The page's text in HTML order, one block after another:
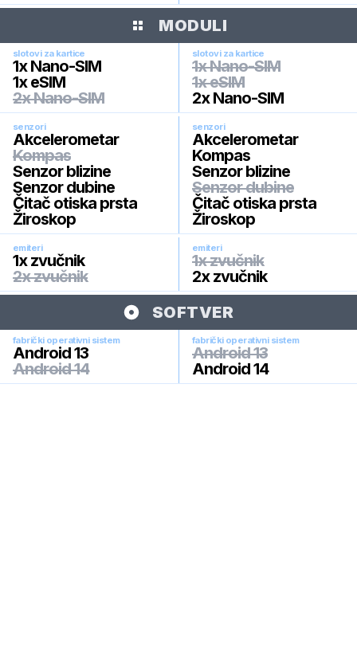
MODULI
slotovi za kartice
1x Nano-SIM
1x eSIM
2x Nano-SIM
slotovi za kartice
1x Nano-SIM
1x eSIM
2x Nano-SIM
senzori
Akcelerometar
Kompas
Senzor blizine
Senzor dubine
Čitač otiska prsta
Žiroskop
senzori
Akcelerometar
Kompas
Senzor blizine
Senzor dubine
Čitač otiska prsta
Žiroskop
emiteri
1x zvučnik
2x zvučnik
emiteri
1x zvučnik
2x zvučnik
SOFTVER
fabrički operativni sistem
Android 13
Android 14
fabrički operativni sistem
Android 13
Android 14